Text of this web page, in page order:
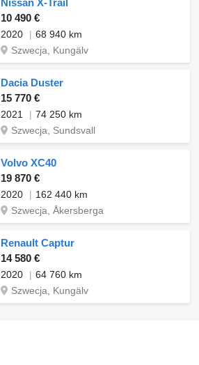
Nissan X-Trail
10 490 €
2020
68 940 km
Szwecja, Kungälv
Dacia Duster
15 770 €
2021
74 250 km
Szwecja, Sundsvall
Volvo XC40
19 870 €
2020
162 440 km
Szwecja, Åkersberga
Renault Captur
14 580 €
2020
64 760 km
Szwecja, Kungälv